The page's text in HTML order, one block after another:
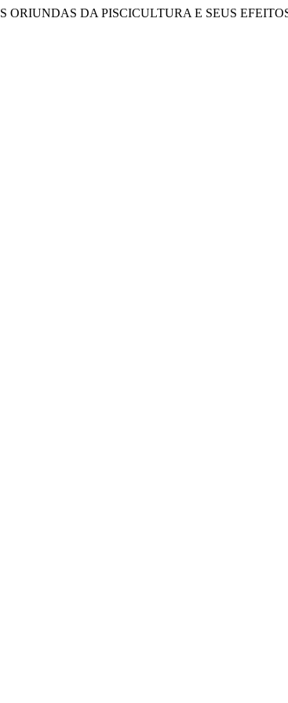
ORIUNDAS DA PISCICULTURA E SEUS